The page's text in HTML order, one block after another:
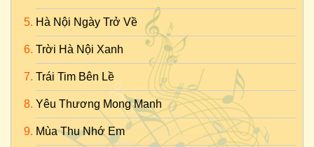
Hà Nội Ngày Trở Về
Trời Hà Nội Xanh
Trái Tim Bên Lề
Yêu Thương Mong Manh
Mùa Thu Nhớ Em